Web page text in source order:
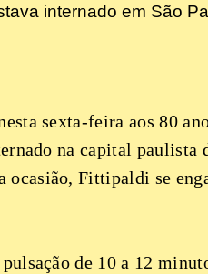
internado em São
sexta-feira aos 80
na capital paulista
Fittipaldi se
de 10 a 12